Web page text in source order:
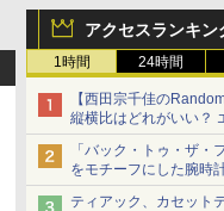
アクセスランキン
1時間 24時間
【西田宗千佳の
縦横比はどれがいい？
サムスン新「Galaxy Z
「バック・トゥ・ザ・
をモチーフにした腕時
ティアック、カセット